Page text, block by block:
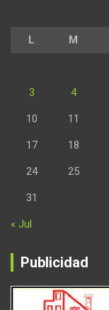
L M
3 4
10 11
17 18
24 25
31
« Jul
Publicidad